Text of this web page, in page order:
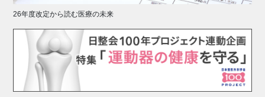
26年度改定から読む医療の未来